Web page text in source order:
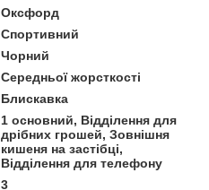
Оксфорд
Спортивний
Чорний
Середньої жорсткості
Блискавка
1 основний, Відділення для
дрібних грошей, Зовнішня
кишеня на застібці,
Відділення для телефону
3